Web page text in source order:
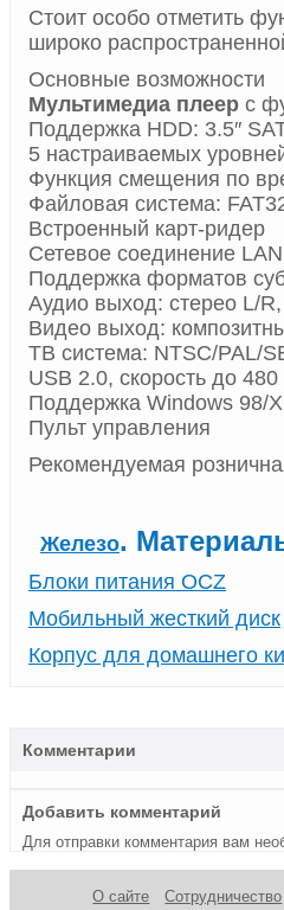
Стоит особо отметить
широко
Основные возможности
Мультимедиа плеер с
Поддержка HDD: 3.5″
5 настраиваемых
Функция смещения по
Файловая система:
Встроенный карт-ридер
Сетевое соединение
Поддержка форматов
Аудио выход: стерео L/
Видео выход:
ТВ система: NTSC/PAL/
USB 2.0, скорость до
Поддержка Windows 98/
Пульт управления
Рекомендуемая
Железо.
Блоки питания OCZ
Мобильный жесткий диск
Корпус для домашнего
Комментарии
Добавить комментарий
Для отправки комментария вам
О сайте Сотрудничество